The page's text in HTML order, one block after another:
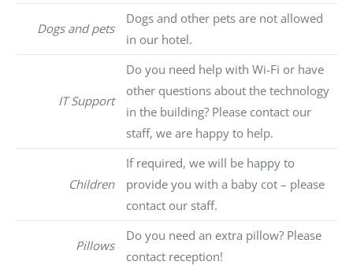
Dogs and pets
Dogs and other pets are not allowed
in our hotel.
IT Support
Do you need help with Wi-Fi or have
other questions about the technology
in the building? Please contact our
staff, we are happy to help.
Children
If required, we will be happy to
provide you with a baby cot – please
contact our staff.
Pillows
Do you need an extra pillow? Please
contact reception!